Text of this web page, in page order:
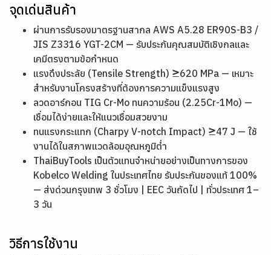
จุดเด่นสินค้า
ผ่านการรับรองมาตรฐานสากล AWS A5.28 ER90S-B3 /
JIS Z3316 YGT-2CM — รับประกันคุณสมบัติเชิงกลและ
เคมีตรงตามข้อกำหนด
แรงดึงประลัย (Tensile Strength) ≥620 MPa — เหมาะ
สำหรับงานโครงสร้างที่ต้องการความแข็งแรงสูง
ลวดอาร์กอน TIG Cr-Mo ทนความร้อน (2.25Cr-1Mo) —
เชื่อมได้ง่ายและให้แนวเชื่อมสวยงาม
ทนแรงกระแทก (Charpy V-notch Impact) ≥47 J — ใช้
งานได้ในสภาพแวดล้อมอุณหภูมิต่ำ
ThaiBuyTools เป็นตัวแทนจำหน่ายอย่างเป็นทางการของ
Kobelco Welding ในประเทศไทย รับประกันของแท้ 100%
— ส่งด่วนกรุงเทพ 3 ชั่วโมง | EEC วันถัดไป | ทั่วประเทศ 1–
3 วัน
วิธีการใช้งาน